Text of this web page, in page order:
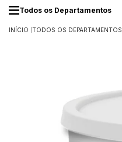
Todos os Departamentos
INÍCIO TODOS OS DEPARTAMENTOS